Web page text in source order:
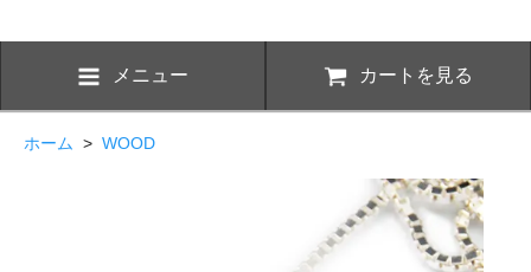
メニュー カートを見る
ホーム > WOOD